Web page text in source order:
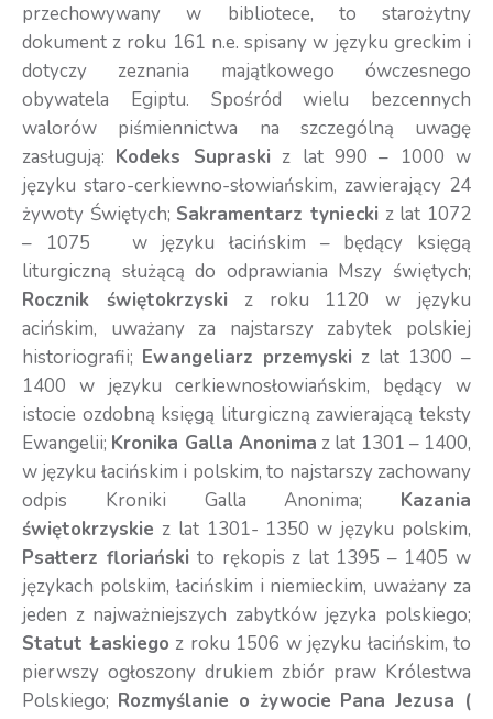
przechowywany w bibliotece, to starożytny
dokument z roku 161 n.e. spisany w języku greckim i
dotyczy zeznania majątkowego ówczesnego
obywatela Egiptu. Spośród wielu bezcennych
walorów piśmiennictwa na szczególną uwagę
zasługują: Kodeks Supraski z lat 990 – 1000 w
języku staro-cerkiewno-słowiańskim, zawierający 24
żywoty Świętych; Sakramentarz tyniecki z lat 1072
– 1075 w języku łacińskim – będący księgą
liturgiczną służącą do odprawiania Mszy świętych;
Rocznik świętokrzyski z roku 1120 w języku
acińskim, uważany za najstarszy zabytek polskiej
historiografii; Ewangeliarz przemyski z lat 1300 –
1400 w języku cerkiewnosłowiańskim, będący w
istocie ozdobną księgą liturgiczną zawierającą teksty
Ewangelii; Kronika Galla Anonima z lat 1301 – 1400,
w języku łacińskim i polskim, to najstarszy zachowany
odpis Kroniki Galla Anonima; Kazania
świętokrzyskie z lat 1301- 1350 w języku polskim,
Psałterz floriańskito rękopis z lat 1395 – 1405 w
językach polskim, łacińskim i niemieckim, uważany za
jeden z najważniejszych zabytków języka polskiego;
Statut Łaskiego z roku 1506 w języku łacińskim, to
pierwszy ogłoszony drukiem zbiór praw Królestwa
Polskiego; Rozmyślanie o żywocie Pana Jezusa (